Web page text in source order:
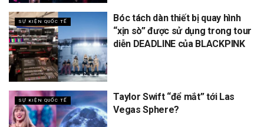
SỰ KIỆN QUỐC TẾ
Bóc tách dàn thiết bị quay hình
“xịn sò” được sử dụng trong tour
diễn DEADLINE của BLACKPINK
SỰ KIỆN QUỐC TẾ
Taylor Swift “để mắt” tới Las
Vegas Sphere?